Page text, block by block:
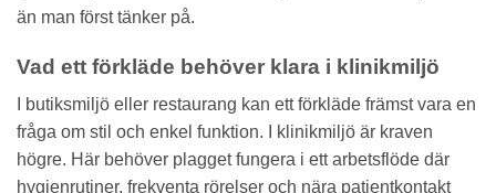
än man först tänker på.
Vad ett förkläde behöver klara i klinikmiljö
I butiksmiljö eller restaurang kan ett förkläde främst vara en
fråga om stil och enkel funktion. I klinikmiljö är kraven
högre. Här behöver plagget fungera i ett arbetsflöde där
hygienrutiner, frekventa rörelser och nära patientkontakt